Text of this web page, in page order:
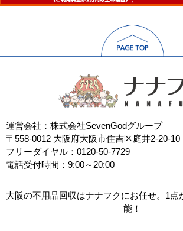
運営会社：株式会社SevenGodグループ
〒558-0012 大阪府大阪市住吉区庭井2-20-10
フリーダイヤル：0120-50-7729
電話受付時間：9:00～20:00
大阪の不用品回収はナナフクにお任せ。1点
能！